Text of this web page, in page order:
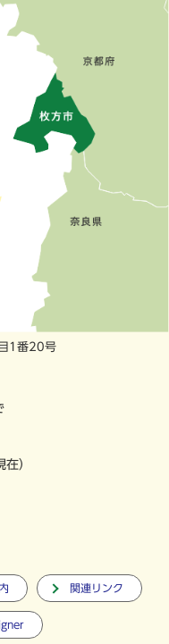
1番20号
）
関連リンク